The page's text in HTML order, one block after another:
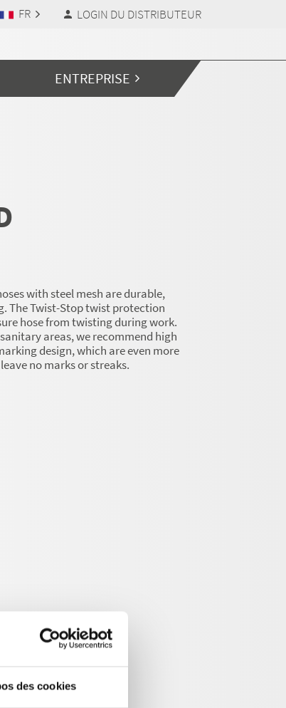
des cookies
FR LOGIN DU DISTRIBUTEUR
ENTREPRISE
with steel mesh are durable,
The Twist-Stop twist protection
hose from twisting during work.
areas, we recommend high
design, which are even more
no marks or streaks.